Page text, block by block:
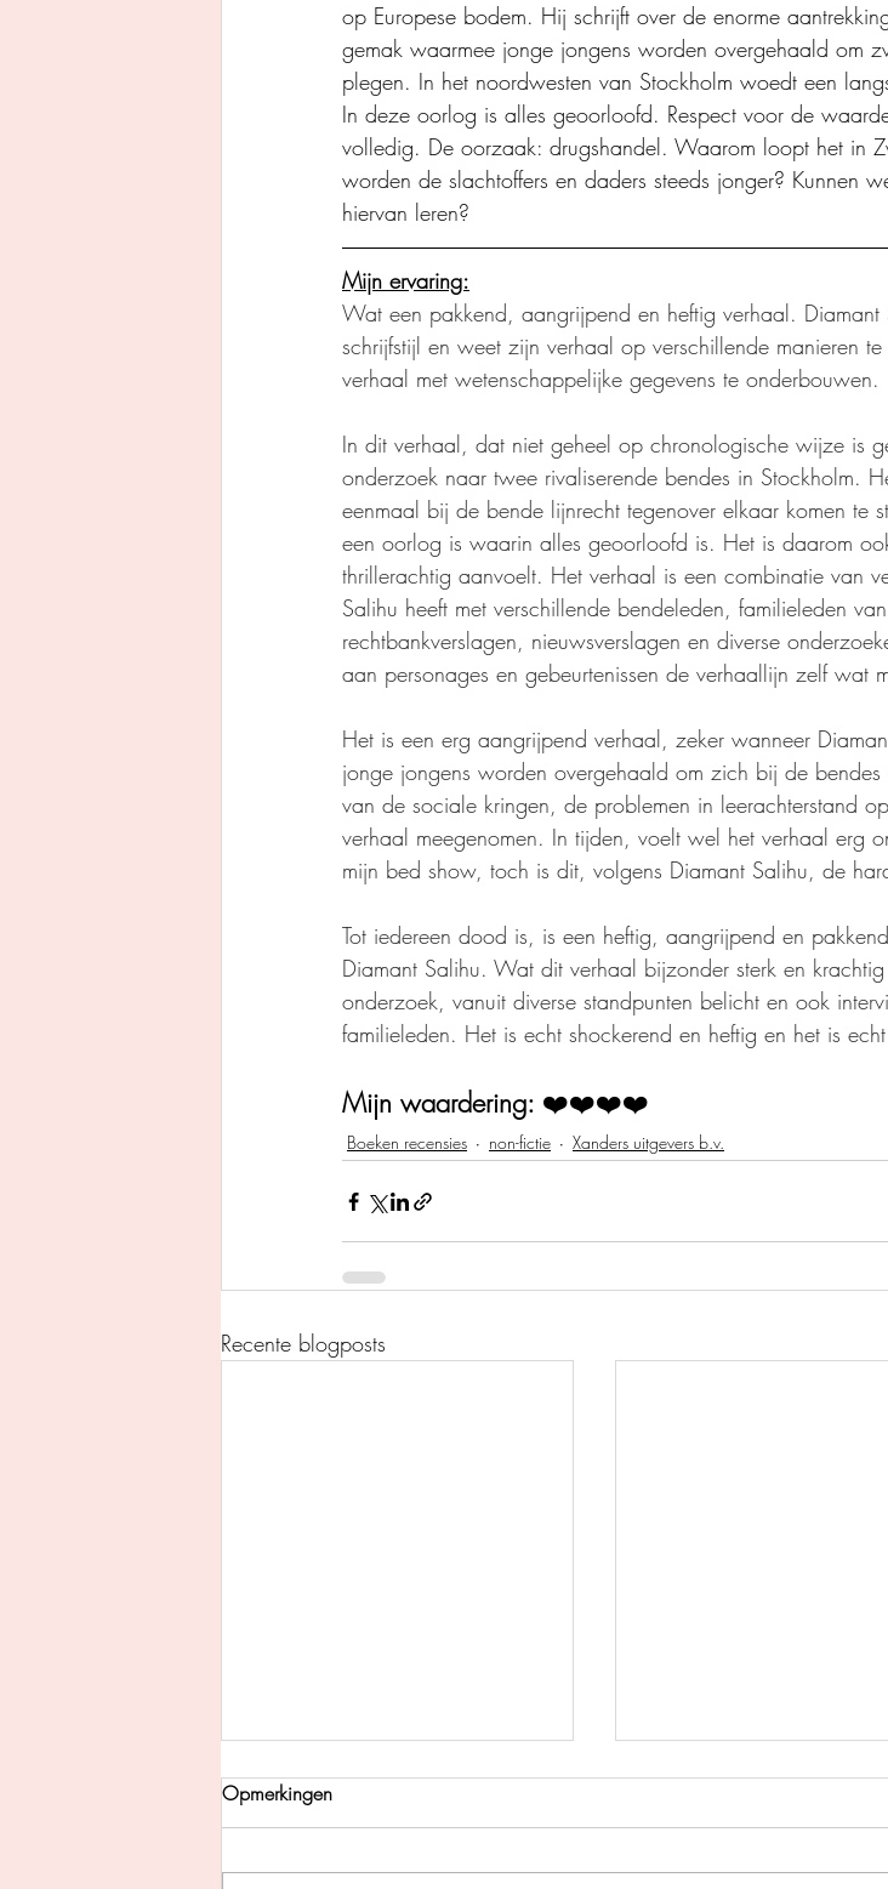
op Europese bodem. Hij schrijft over de enorme
gemak waarmee jonge jongens worden overgehaald om
plegen. In het noordwesten van Stockholm woedt een
In deze oorlog is alles geoorloofd. Respect voor de
volledig. De oorzaak: drugshandel. Waarom loopt het in
worden de slachtoffers en daders steeds jonger? Kunnen
hiervan leren?
Mijn ervaring:
Wat een pakkend, aangrijpend en heftig verhaal. Diamant
schrijfstijl en weet zijn verhaal op verschillende manieren
verhaal met wetenschappelijke gegevens te onderbouwen.
In dit verhaal, dat niet geheel op chronologische wijze is
onderzoek naar twee rivaliserende bendes in Stockholm.
eenmaal bij de bende lijnrecht tegenover elkaar komen te
een oorlog is waarin alles geoorloofd is. Het is daarom
thrillerachtig aanvoelt. Het verhaal is een combinatie van
Salihu heeft met verschillende bendeleden, familieleden
rechtbankverslagen, nieuwsverslagen en diverse
aan personages en gebeurtenissen de verhaallijn zelf wat
Het is een erg aangrijpend verhaal, zeker wanneer
jonge jongens worden overgehaald om zich bij de
van de sociale kringen, de problemen in leerachterstand
verhaal meegenomen. In tijden, voelt wel het verhaal erg
mijn bed show, toch is dit, volgens Diamant Salihu, de
Tot iedereen dood is, is een heftig, aangrijpend en
Diamant Salihu. Wat dit verhaal bijzonder sterk en
onderzoek, vanuit diverse standpunten belicht en ook
familieleden. Het is echt shockerend en heftig en het is
Mijn waardering: ❤️❤️❤️❤️
Boeken recensies non-fictie Xanders uitgevers b.v.
Recente blogposts
Opmerkingen